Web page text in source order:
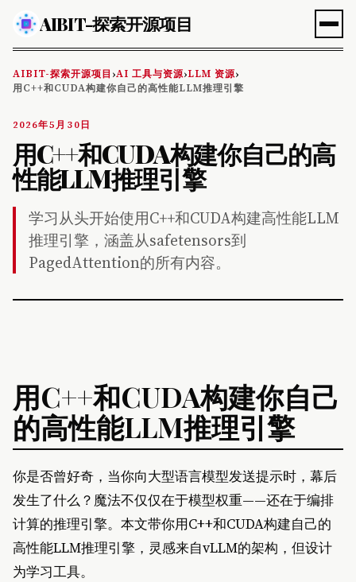
AIBIT-探索开源项目
AIBIT-探索开源项目 ›AI 工具与资源›LLM 资源›
用C++和CUDA构建你自己的高性能LLM推理引擎
2026年5月30日
用C++和CUDA构建你自己的高
性能LLM推理引擎
学习从头开始使用C++和CUDA构建高性能LLM
推理引擎，涵盖从safetensors到
PagedAttention的所有内容。
用C++和CUDA构建你自己
的高性能LLM推理引擎
你是否曾好奇，当你向大型语言模型发送提示时，幕后
发生了什么？魔法不仅仅在于模型权重——还在于编排
计算的推理引擎。本文带你用C++和CUDA构建自己的
高性能LLM推理引擎，灵感来自vLLM的架构，但设计
为学习工具。